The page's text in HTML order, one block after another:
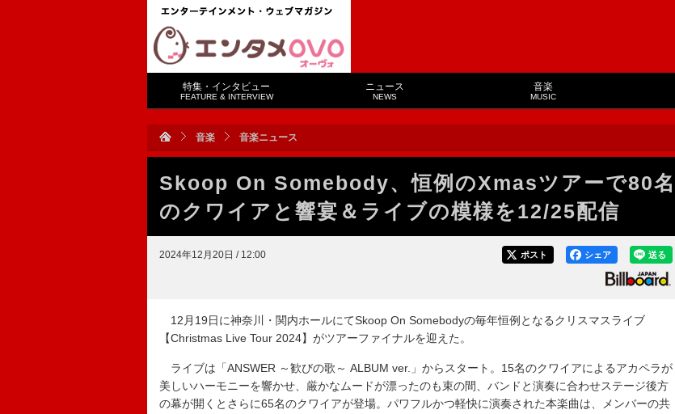
特集・インタビュー
FEATURE & INTERVIEW
ニュース
NEWS
音楽
MUSIC
音楽 音楽ニュース
Skoop On Somebody、恒例のXmasツアーで80名
のクワイアと響宴＆ライブの模様を12/25配信
2024年12月20日 / 12:00 送る
シェア
ポスト
12月19日に神奈川・関内ホールにてSkoop On Somebodyの毎年恒例となるクリスマスライブ
【Christmas Live Tour 2024】がツアーファイナルを迎えた。
ライブは「ANSWER ～歓びの歌～ ALBUM ver.」からスタート。15名のクワイアによるアカペラが
美しいハーモニーを響かせ、厳かなムードが漂ったのも束の間、バンドと演奏に合わせステージ後方
の幕が開くとさらに65名のクワイアが登場。パワフルかつ軽快に演奏された本楽曲は、メンバーの共